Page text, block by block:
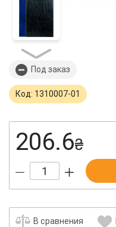
Под заказ
Код: 1310007-01
206.6₴
В сравнения